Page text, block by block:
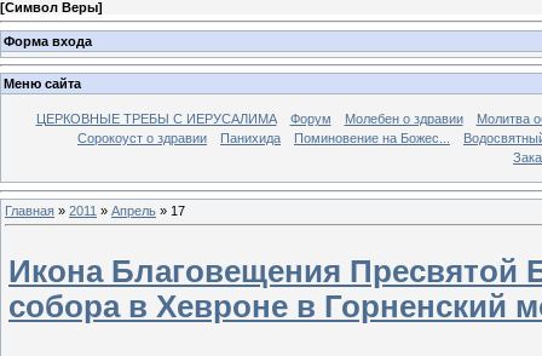
[Символ Веры]
Форма входа
Меню сайта
ЦЕРКОВНЫЕ ТРЕБЫ С ИЕРУСАЛИМА Форум Молебен о здравии
Молитва
Сорокоуст о здравии
Панихида Поминовение на Божес...
Главная » 2011 » Апрель » 17
Икона Благовещения Пресвятой
собора в Хевроне в Горненский